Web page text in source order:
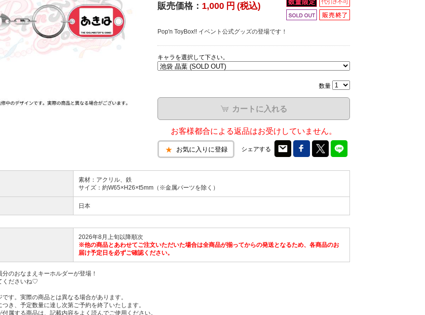
販売価格： 1,000 円 (税込)
Pop'n ToyBox!! イベント公式グッズの登場です！
キャラを選択して下さい。
数量
カートに入れる
お客様都合による返品はお受けしていません。
お気に入りに登録 シェアする
素材：アクリル、鉄
サイズ：約W65×H26×t5mm（※金属パーツを除く）
日本
2026年8月上旬以降順次
※他の商品とあわせてご注文いただいた場合は全商品が揃ってからの発送となるため、各商品のお
届け予定日を必ずご確認ください。
のおなまえキーホルダーが登場！
くださいね♡
す。実際の商品とは異なる場合があります。
き、予定数量に達し次第ご予約を終了いたします。
属する商品は、記載内容をよく読んでご使用ください。